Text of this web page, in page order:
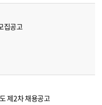
집공고
제2차 채용공고